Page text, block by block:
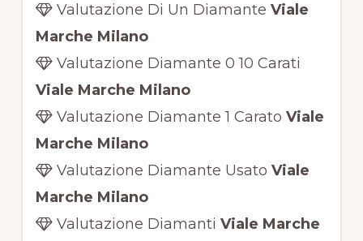
Valutazione Di Un Diamante Viale
Marche Milano
Valutazione Diamante 0 10 Carati
Viale Marche Milano
Valutazione Diamante 1 Carato Viale
Marche Milano
Valutazione Diamante Usato Viale
Marche Milano
Valutazione Diamanti Viale Marche